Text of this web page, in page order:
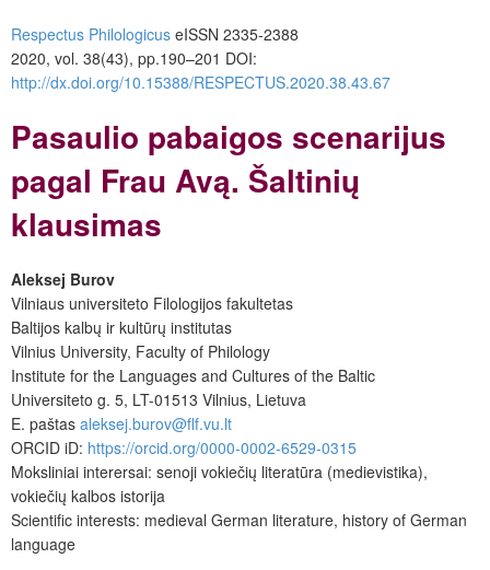
Respectus Philologicus eISSN 2335-2388
2020, vol. 38(43), pp.190–201 DOI:
http://dx.doi.org/10.15388/RESPECTUS.2020.38.43.67
Pasaulio pabaigos scenarijus
pagal Frau Avą. Šaltinių
klausimas
Aleksej Burov
Vilniaus universiteto Filologijos fakultetas
Baltijos kalbų ir kultūrų institutas
Vilnius University, Faculty of Philology
Institute for the Languages and Cultures of the Baltic
Universiteto g. 5, LT-01513 Vilnius, Lietuva
E. paštas aleksej.burov@flf.vu.lt
ORCID iD: https://orcid.org/0000-0002-6529-0315
Moksliniai interersai: senoji vokiečių literatūra (medievistika),
vokiečių kalbos istorija
Scientific interests: medieval German literature, history of German
language